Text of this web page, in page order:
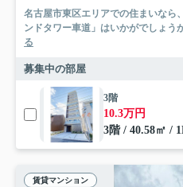
名古屋市東区エリアでの住まいなら
ンドタワー車道」はいかがでしょう
る
募集中の部屋
3階
10.3万円
3階 / 40.58㎡ /
賃貸マンション